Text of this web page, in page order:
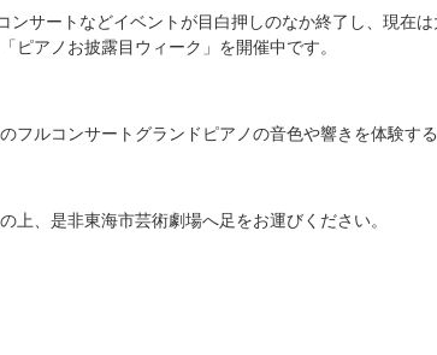
ンサートなどイベントが目白押しのなか終了し、現在
ピアノお披露目ウィーク」を開催中です。
フルコンサートグランドピアノの音色や響きを体験す
上、是非東海市芸術劇場へ足をお運びください。